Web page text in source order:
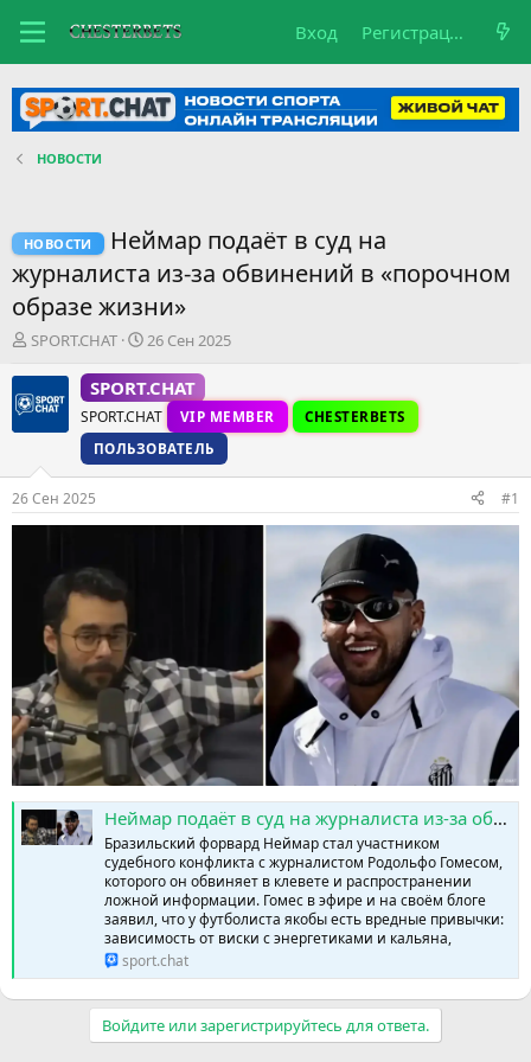
Вход Регистрация
НОВОСТИ
НОВОСТИ
Неймар подаёт в суд на
журналиста из-за обвинений в «порочном
образе жизни»
А
т
о
е
м
ы
SPORT.CHAT
Д
т
а
н
а
ч
л
а
26 Сен 2025
SPORT.CHAT
SPORT.CHAT VIP MEMBER
CHESTERBETS
ПОЛЬЗОВАТЕЛЬ
26 Сен 2025 #1
Неймар подаёт в суд на журналиста из-за обвинений в «порочном образе жизни» » SPORTCHAT - Новости спорта | Футбол | Онлайн трансляции | Чат | Результаты матчей | Спорт | Прогнозы на спорт
Бразильский форвард Неймар стал участником
судебного конфликта с журналистом Родольфо Гомесом,
которого он обвиняет в клевете и распространении
ложной информации. Гомес в эфире и на своём блоге
заявил, что у футболиста якобы есть вредные привычки:
зависимость от виски с энергетиками и кальяна,
sport.chat
Войдите или зарегистрируйтесь для ответа.